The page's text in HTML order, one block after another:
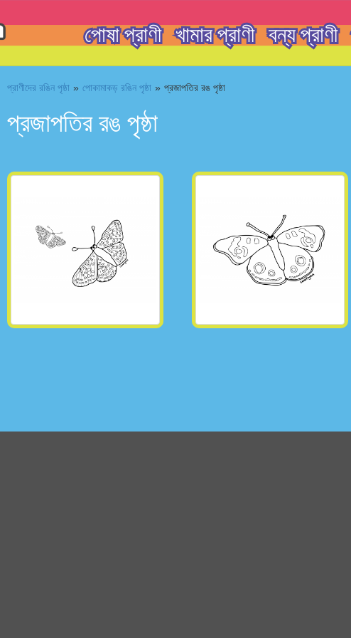
পোষা প্রাণী খামার প্রাণী বন্য প্রাণী
প্রাণীদের রঙিন পৃষ্ঠা » পোকামাকড় রঙিন পৃষ্ঠা » প্রজাপতির রঙ পৃষ্ঠা
প্রজাপতির রঙ পৃষ্ঠা